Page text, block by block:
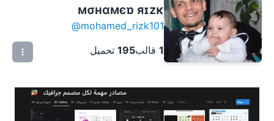
мσнαмєɒ яɪzĸ
mohamed_rizk101
@
1 قالب195 تحميل